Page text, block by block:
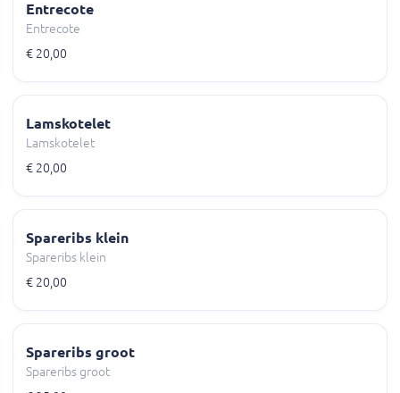
Entrecote
Entrecote
€ 20,00
Lamskotelet
Lamskotelet
€ 20,00
Spareribs klein
Spareribs klein
€ 20,00
Spareribs groot
Spareribs groot